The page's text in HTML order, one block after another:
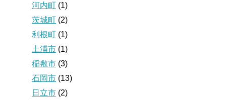
河内町 (1)
茨城町 (2)
利根町 (1)
土浦市 (1)
稲敷市 (3)
石岡市 (13)
日立市 (2)